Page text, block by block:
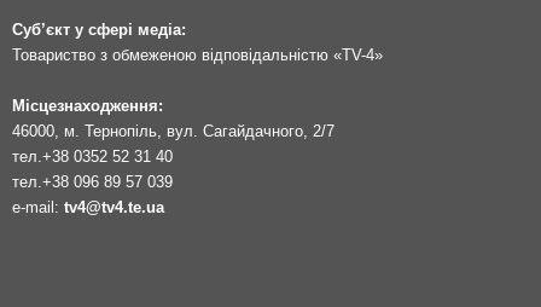
Суб’єкт у сфері медіа:
Товариство з обмеженою відповідальністю «TV-4»
Місцезнаходження:
46000, м. Тернопіль, вул. Сагайдачного, 2/7
тел. +38 0352 52 31 40
тел. +38 096 89 57 039
e-mail: tv4@tv4.te.ua